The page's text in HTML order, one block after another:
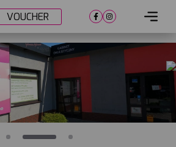
VOUCHER
Cennik
Lokalizacje
Nasi lekarze